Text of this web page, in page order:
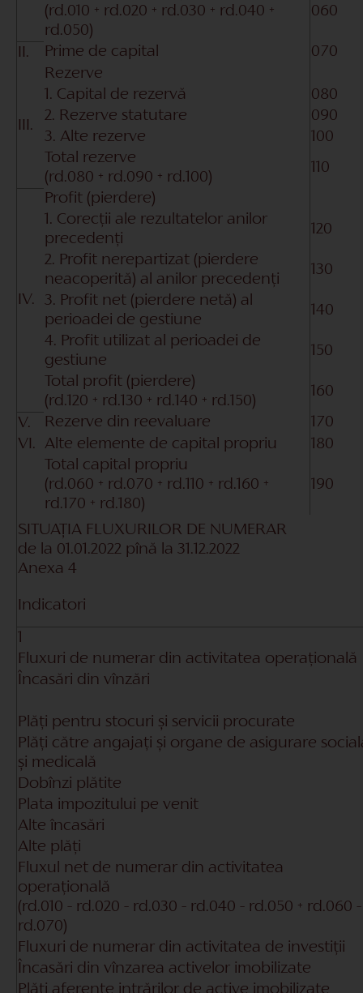
(rd.010 + rd.020 + rd.030 + rd.040 +
rd.050)
060
II. Prime de capital 070
III.
Rezerve
1. Capital de rezervă
080
2. Rezerve statutare
090
3. Alte rezerve
100
Total rezerve
(rd.080 + rd.090 + rd.100)
110
IV.
Profit (pierdere)
1. Corecții ale rezultatelor anilor
precedenți
120
2. Profit nerepartizat (pierdere
neacoperită) al anilor precedenți
130
3. Profit net (pierdere netă) al
perioadei de gestiune
140
4. Profit utilizat al perioadei de
gestiune
150
Total profit (pierdere)
(rd.120 + rd.130 + rd.140 + rd.150)
160
V. Rezerve din reevaluare
170
VI.
Alte elemente de capital propriu
180
Total capital propriu
(rd.060 + rd.070 + rd.110 + rd.160 +
rd.170 + rd.180)
190
SITUAŢIA FLUXURILOR DE NUMERAR
de la 01.01.2022 pînă la 31.12.2022
Anexa 4
Indicatori
Fluxuri de numerar din activitatea operațională
Încasări din vînzări
Plăți pentru stocuri și servicii procurate
Plăți către angajați și organe de asigurare
și medicală
Dobînzi plătite
Plata impozitului pe venit
Alte încasări
Alte plăți
Fluxul net de numerar din activitatea
operațională
(rd.010 - rd.020 - rd.030 - rd.040 - rd.050 + rd.060 -
rd.070)
Fluxuri de numerar din activitatea de investiții
Încasări din vînzarea activelor imobilizate
Plăți aferente intrărilor de active imobilizate